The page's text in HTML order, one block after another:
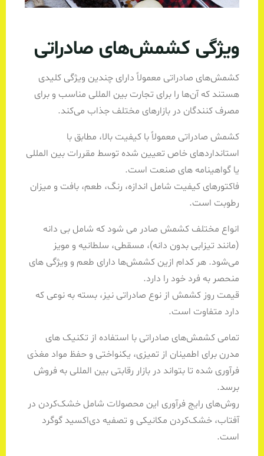
ویژگی کشمش‌های صادراتی
کشمش‌های صادراتی معمولاً دارای چندین ویژگی کلیدی
هستند که آن‌ها را برای تجارت بین المللی مناسب و برای
مصرف کنندگان در بازارهای مختلف جذاب می‌کند.
کشمش صادراتی معمولاً با کیفیت بالا، مطابق با
استانداردهای خاص تعیین شده توسط مقررات بین المللی
یا گواهینامه های صنعت است.
فاکتورهای کیفیت شامل اندازه، رنگ، طعم، بافت و میزان
رطوبت است.
انواع مختلف کشمش صادر می شود که شامل بی دانه
(مانند تیزابی بدون دانه)، مسقطی، سلطانیه و مویز
می‌شود. هر کدام ازین کشمش‌ها دارای طعم و ویژگی های
منحصر به فرد خود را دارد.
قیمت روز کشمش از نوع صادراتی نیز، بسته به نوعی که
دارد متفاوت است.
تمامی کشمش‌های صادراتی با استفاده از تکنیک های
مدرن برای اطمینان از تمیزی، یکنواختی و حفظ مواد مغذی
فرآوری شده تا بتواند در بازار رقابتی بین المللی به فروش
برسد.
روش‌های رایج فرآوری این محصولات شامل خشک‌کردن در
آفتاب، خشک‌کردن مکانیکی و تصفیه دی‌اکسید گوگرد
است.